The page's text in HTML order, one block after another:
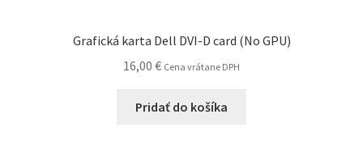
Grafická karta Dell DVI-D card (No GPU)
16,00 € Cena vrátane DPH
Pridať do košíka